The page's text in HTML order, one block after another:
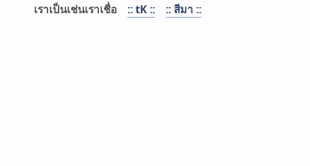
เราเป็นเช่นเราเชื่อ :: tK :: :: สีมา ::